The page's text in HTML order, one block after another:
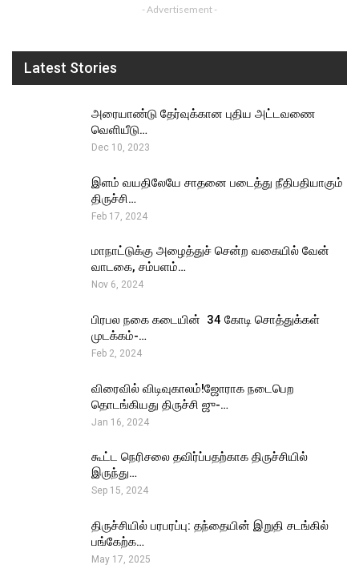
- Advertisement -
Latest Stories
அரையாண்டு தேர்வுக்கான புதிய அட்டவணை
வெளியீடு…
Dec 10, 2023
இளம் வயதிலேயே சாதனை படைத்து நீதிபதியாகும்
திருச்சி…
Feb 17, 2024
மாநாட்டுக்கு அழைத்துச் சென்ற வகையில் வேன்
வாடகை, சம்பளம்…
Nov 6, 2024
பிரபல நகை கடையின் ₹ 34 கோடி சொத்துக்கள்
முடக்கம்-…
Feb 2, 2024
விரைவில் விடிவுகாலம்!ஜோராக நடைபெற
தொடங்கியது திருச்சி ஜு-…
Jan 16, 2024
கூட்ட நெரிசலை தவிர்ப்பதற்காக திருச்சியில்
இருந்து…
Sep 15, 2024
திருச்சியில் பரபரப்பு: தந்தையின் இறுதி சடங்கில்
பங்கேற்க…
May 17, 2025